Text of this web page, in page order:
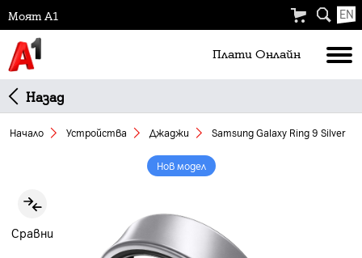
Моят А1 EN
Плати Oнлайн
Назад
Начало Устройства Джаджи Samsung Galaxy Ring 9 Silver
Нов модел
Сравни